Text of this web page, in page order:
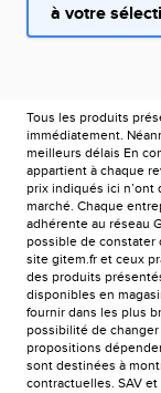
à votre
Tous les produits
immédiatement.
meilleurs délais En
appartient à chaque
prix indiqués ici n’ont
marché. Chaque
adhérente au réseau
possible de constater
site gitem.fr et ceux
des produits
disponibles en
fournir dans les plus
possibilité de
propositions
sont destinées à
contractuelles. SAV